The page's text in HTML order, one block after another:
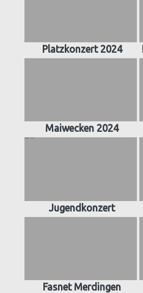
Platzkonzert 2024
Maiwecken 2024
Jugendkonzert
Fasnet Merdingen